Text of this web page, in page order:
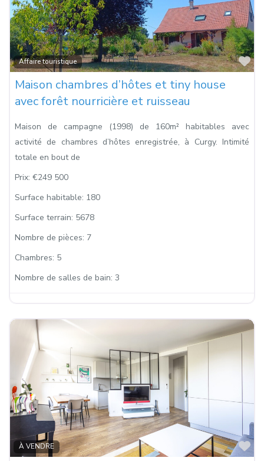
Affaire touristique
Maison chambres d’hôtes et tiny house
avec forêt nourricière et ruisseau
Maison de campagne (1998) de 160m² habitables avec
activité de chambres d’hôtes enregistrée, à Curgy. Intimité
totale en bout de
Prix: €249 500
Surface habitable: 180
Surface terrain: 5678
Nombre de pièces: 7
Chambres: 5
Nombre de salles de bain: 3
À VENDRE